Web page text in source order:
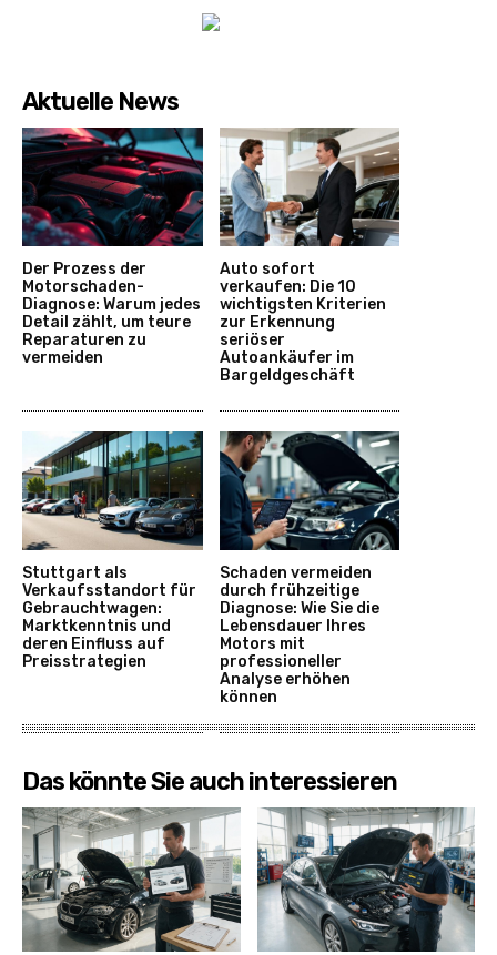
Aktuelle News
Der Prozess der
Motorschaden-
Diagnose: Warum jedes
Detail zählt, um teure
Reparaturen zu
vermeiden
Auto sofort
verkaufen: Die 10
wichtigsten Kriterien
zur Erkennung
seriöser
Autoankäufer im
Bargeldgeschäft
Stuttgart als
Verkaufsstandort für
Gebrauchtwagen:
Marktkenntnis und
deren Einfluss auf
Preisstrategien
Schaden vermeiden
durch frühzeitige
Diagnose: Wie Sie die
Lebensdauer Ihres
Motors mit
professioneller
Analyse erhöhen
können
Das könnte Sie auch interessieren